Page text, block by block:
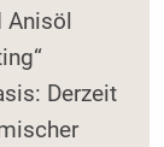
Anisöl
Derzeit